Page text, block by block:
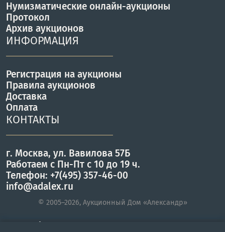
Нумизматические онлайн-аукционы
Протокол
Архив аукционов
ИНФОРМАЦИЯ
Регистрация на аукционы
Правила аукционов
Доставка
Оплата
КОНТАКТЫ
г. Москва, ул. Вавилова 57Б
Работаем с Пн-Пт с 10 до 19 ч.
Телефон: +7(495) 357-46-00
info@adalex.ru
© 2005–2026, Аукционный Дом «Александр»